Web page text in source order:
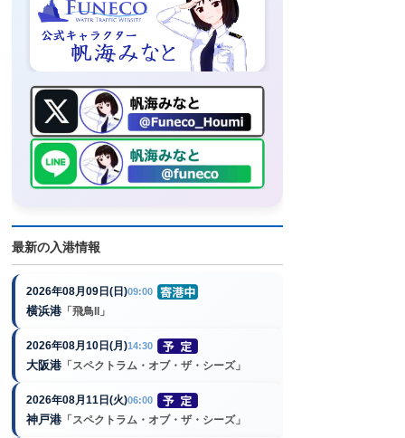
最新の入港情報
2026年08月09日(日)09:00
横浜港 「飛鳥II」
2026年08月10日(月)14:30
大阪港 「スペクトラム・オブ・ザ・シーズ」
2026年08月11日(火)06:00
神戸港 「スペクトラム・オブ・ザ・シーズ」